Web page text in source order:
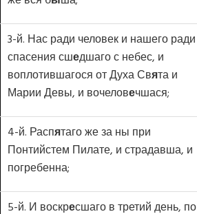
3-й. Нас ради человек и нашего ради
спасения сшедшаго с небес, и
воплотившагося от Духа Свята и
Марии Девы, и вочеловечшася;
4-й. Распятаго же за ны при
Понтийстем Пилате, и страдавша, и
погребенна;
5-й. И воскресшаго в третий день, по